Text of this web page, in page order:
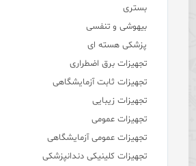
بستری
بیهوشی و تنفسی
پزشکی هسته ای
تجهیزات برق اضطراری
تجهیزات ثابت آزمایشگاهی
تجهیزات زیبایی
تجهیزات عمومی
تجهیزات عمومی آزمایشگاهی
تجهیزات کلینیکی دندانپزشکی